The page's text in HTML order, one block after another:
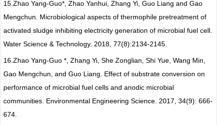
15. Zhao Yang-Guo*, Zhao Yanhui, Zhang Yi, Guo Liang and Gao
Mengchun. Microbiological aspects of thermophile pretreatment of
activated sludge inhibiting electricity generation of microbial fuel cell.
Water Science & Technology. 2018, 77(8):2134-2145.
16. Zhao Yang-Guo *, Zhang Yi, She Zonglian, Shi Yue, Wang Min,
Gao Mengchun, and Guo Liang. Effect of substrate conversion on
performance of microbial fuel cells and anodic microbial
communities. Environmental Engineering Science. 2017, 34(9): 666-
674.